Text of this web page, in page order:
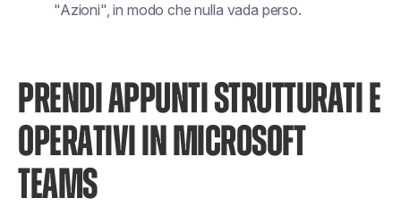
"Azioni", in modo che nulla vada perso.
PRENDI APPUNTI STRUTTURATI E
OPERATIVI IN MICROSOFT
TEAMS